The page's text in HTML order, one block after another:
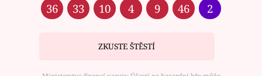
36 33 10 4 9 46 2
ZKUSTE ŠTĚSTÍ